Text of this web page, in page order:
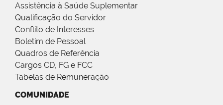
Assistência à Saúde Suplementar
Qualificação do Servidor
Conflito de Interesses
Boletim de Pessoal
Quadros de Referência
Cargos CD, FG e FCC
Tabelas de Remuneração
COMUNIDADE